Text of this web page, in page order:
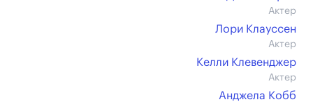
Актер
Лори Клауссен
Актер
Келли Клевенджер
Актер
Анджела Кобб